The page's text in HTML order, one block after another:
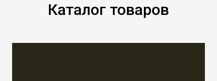
Каталог товаров